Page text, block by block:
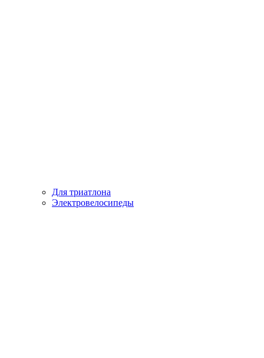
Для триатлона
Электровелосипеды